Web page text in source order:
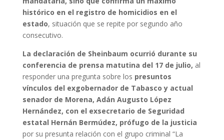
histórico en el registro de homicidios en el
estado, situación que se repite por segundo año
consecutivo.
La declaración de Sheinbaum ocurrió durante su
conferencia de prensa matutina del 17 de julio, al
responder una pregunta sobre los presuntos
vínculos del exgobernador de Tabasco y actual
senador de Morena, Adán Augusto López
Hernández, con el exsecretario de Seguridad
estatal Hernán Bermúdez, prófugo de la justicia
por su presunta relación con el grupo criminal “La